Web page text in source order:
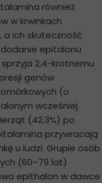
również
w krwinkach
a ich skuteczność
epitalonu
2,4-krotnemu
genów
(o
wcześniej
(42,3%) po
przywracają
u ludzi. Grupie osób
(60–79 lat)
epithalon w dawce